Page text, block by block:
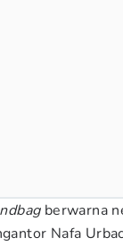
berwarna
Nafa